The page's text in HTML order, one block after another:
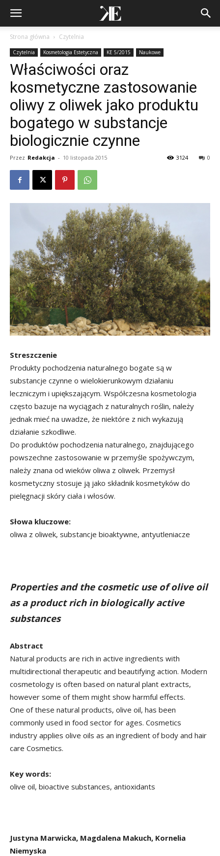
Strona główna Czytelnia
Czytelnia Kosmetologia Estetyczna KE 5/2015 Naukowe
Właściwości oraz
kosmetyczne zastosowanie
oliwy z oliwek jako produktu
bogatego w substancje
biologicznie czynne
Przez Redakcja - 10 listopada 2015 0
3124
Streszczenie
Produkty pochodzenia naturalnego bogate są w
substancje czynne o wielokierunkowym działaniu
leczniczym i upiększającym. Współczesna kosmetologia
często bazuje na wyciągach z naturalnych roślin, należy
jednak mieć na uwadze, że niektóre z nich wykazują
działanie szkodliwe.
Do produktów pochodzenia naturalnego, znajdującego
powszechne zastosowanie w przemyśle spożywczym,
należy znana od wieków oliwa z oliwek. Przemysł
kosmetyczny stosuje ją jako składnik kosmetyków do
pielęgnacji skóry ciała i włosów.
Słowa kluczowe:
oliwa z oliwek, substancje bioaktywne, antyutleniacze
Properties and the cosmetic use of olive oil
as a product rich in biologically active
substances
Abstract
Natural products are rich in active ingredients with
multidirectional therapeutic and beautifying action. Modern
cosmetology is often based on natural plant extracts,
however some of them might show harmful effects.
One of these natural products, olive oil, has been
commonly used in food sector for ages. Cosmetics
industry applies olive oils as an ingredient of body and hair
care Cosmetics.
Key words:
olive oil, bioactive substances, antioxidants
Justyna Marwicka, Magdalena Makuch, Kornelia
Niemyska